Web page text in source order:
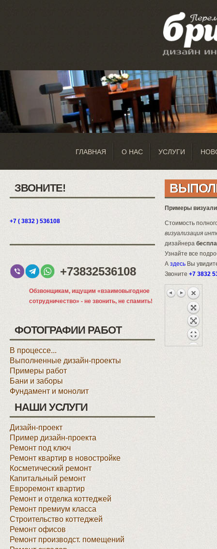
ГЛАВНАЯ О НАС УСЛУГИ
ЗВОНИТЕ!
+7 ( 3832 ) 536108
+73832536108
Обзвонщикам, ищущим «взаимовыгодное
сотрудничество» - не звонить, не спамить!
ФОТОГРАФИИ РАБОТ
В процессе...
Выполненные дизайн-проекты
Примеры работ
Бани и заборы
Фундамент и монолит
НАШИ УСЛУГИ
Дизайн-проект
Пример дизайн-проекта
Ремонт под ключ
Ремонт квартир в новостройке
Косметический ремонт
Капитальный ремонт
Евроремонт квартир
Ремонт и отделка коттеджей
Ремонт премиум класса
Строительство коттеджей
Ремонт офисов
Ремонт производст. помещений
Примеры
Стоимость
визуализация
дизайнера
Узнайте все
А здесь Вы
Звоните +7 3832